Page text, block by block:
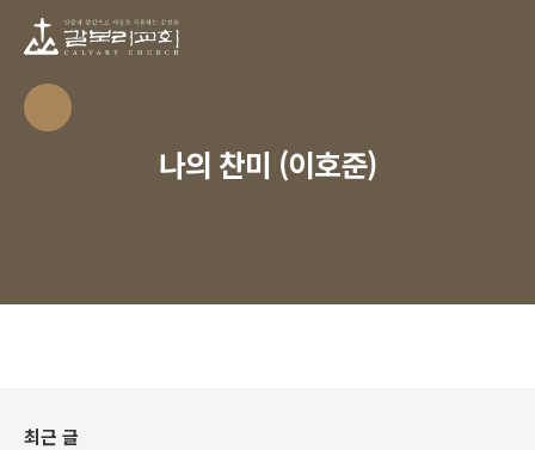
나의 찬미 (이호준)
최근 글